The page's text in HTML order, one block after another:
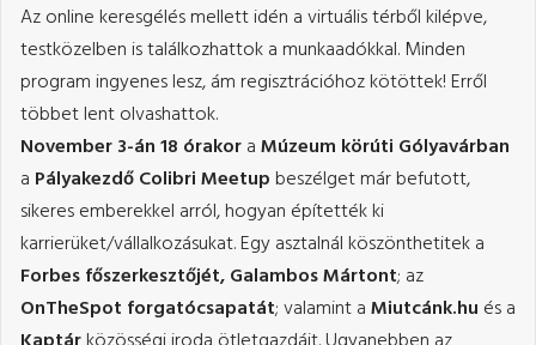
Az online keresgélés mellett idén a virtuális térből kilépve,
testközelben is találkozhattok a munkaadókkal. Minden
program ingyenes lesz, ám regisztrációhoz kötöttek! Erről
többet lent olvashattok.
November 3-án 18 órakoraMúzeum körúti Gólyavárban
a Pályakezdő Colibri Meetupbeszélget már befutott,
sikeres emberekkel arról, hogyan építették ki
karrierüket/vállalkozásukat. Egy asztalnál köszönthetitek a
Forbes főszerkesztőjét, Galambos Mártont; az
OnTheSpot forgatócsapatát; valamint aMiutcánk.hu és a